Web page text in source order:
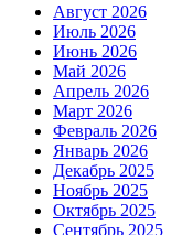
Август 2026
Июль 2026
Июнь 2026
Май 2026
Апрель 2026
Март 2026
Февраль 2026
Январь 2026
Декабрь 2025
Ноябрь 2025
Октябрь 2025
Сентябрь 2025